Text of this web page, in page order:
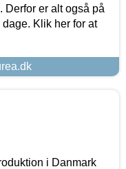
Derfor er alt også på
Klik her for at
i Danmark